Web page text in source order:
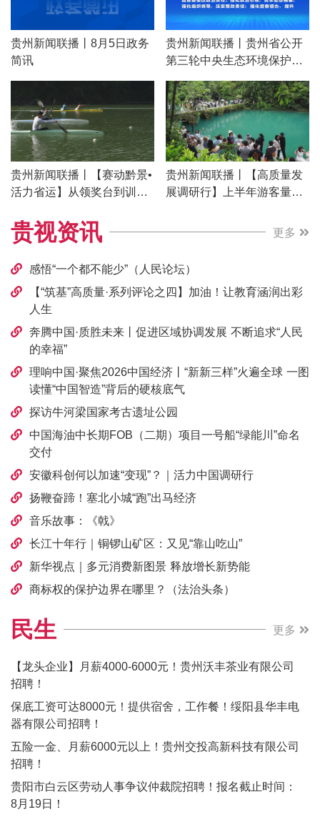
贵州新闻联播丨8月5日政务
简讯
贵州新闻联播丨贵州省公开
第三轮中央生态环境保护督
察整改情况
贵州新闻联播丨【赛动黔景•
活力省运】从领奖台到训练
贵州新闻联播丨【高质量发
展调研行】上半年游客量增
贵视资讯 更多
感悟“一个都不能少”（人民论坛）
【“筑基”高质量·系列评论之四】加油！让教育涵润出彩
人生
奔腾中国·质胜未来丨促进区域协调发展 不断追求“人民
的幸福”
理响中国·聚焦2026中国经济丨“新新三样”火遍全球 一图
读懂“中国智造”背后的硬核底气
探访牛河梁国家考古遗址公园
中国海油中长期FOB（二期）项目一号船“绿能川”命名
交付
安徽科创何以加速“变现”？｜活力中国调研行
扬鞭奋蹄！塞北小城“跑”出马经济
音乐故事：《戟》
长江十年行｜铜锣山矿区：又见“靠山吃山”
新华视点｜多元消费新图景 释放增长新势能
商标权的保护边界在哪里？（法治头条）
民生 更多
【龙头企业】月薪4000-6000元！贵州沃丰茶业有限公司
招聘！
保底工资可达8000元！提供宿舍，工作餐！绥阳县华丰电
器有限公司招聘！
五险一金、月薪6000元以上！贵州交投高新科技有限公司
招聘！
贵阳市白云区劳动人事争议仲裁院招聘！报名截止时间：
8月19日！